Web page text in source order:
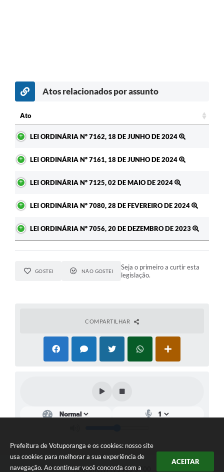
Prefeitura de Votuporanga e os cookies: nosso site
usa cookies para melhorar a sua experiência de
navegação. Ao continuar você concorda com a
ACEITAR
Atos relacionados por assunto
Ato
LEI ORDINÁRIA Nº 7162, 18 DE JUNHO DE 2024
LEI ORDINÁRIA Nº 7161, 18 DE JUNHO DE 2024
LEI ORDINÁRIA Nº 7125, 02 DE MAIO DE 2024
LEI ORDINÁRIA Nº 7080, 28 DE FEVEREIRO DE 2024
LEI ORDINÁRIA Nº 7056, 20 DE DEZEMBRO DE 2023
GOSTEI NÃO GOSTEI
Seja o primeiro a curtir esta
legislação.
COMPARTILHAR
Telefone: (17) 3405-9700